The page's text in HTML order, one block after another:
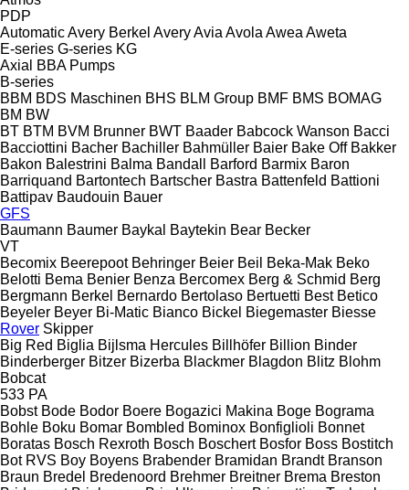
PDP
AutomaticAvery Berkel AveryAvia Avola Awea Aweta
E-series G-series KG
Axial
BBA Pumps
B-series
BBM BDS Maschinen BHS BLM Group BMF BMS BOMAG
BM BW
BT BTM BVM Brunner BWT Baader Babcock Wanson Bacci
Bacciottini Bacher Bachiller Bahmüller Baier Bake Off Bakker
Bakon Balestrini Balma Bandall Barford Barmix Baron
Barriquand Bartontech Bartscher Bastra Battenfeld Battioni
Battipav Baudouin Bauer
GFS
Baumann Baumer Baykal Baytekin Bear Becker
VT
Becomix Beerepoot Behringer Beier Beil Beka-Mak Beko
Belotti Bema Benier Benza Bercomex Berg & Schmid Berg
Bergmann Berkel Bernardo Bertolaso Bertuetti Best Betico
Beyeler Beyer Bi-Matic Bianco Bickel Biegemaster Biesse
Rover Skipper
Big Red Biglia Bijlsma Hercules Billhöfer Billion Binder
Binderberger Bitzer Bizerba Blackmer Blagdon Blitz Blohm
Bobcat
533 PA
Bobst Bode Bodor Boere Bogazici Makina Boge Bograma
Bohle Boku Bomar Bombled Bominox Bonfiglioli Bonnet
Boratas Bosch Rexroth Bosch Boschert Bosfor Boss Bostitch
Bot RVS Boy Boyens Brabender Bramidan Brandt Branson
Braun Bredel Bredenoord Brehmer Breitner Brema Breston